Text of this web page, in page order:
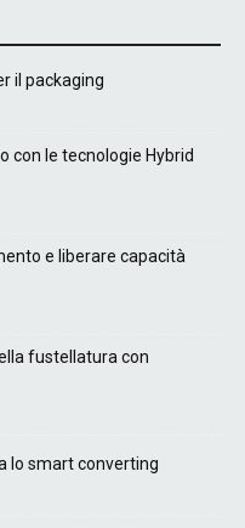
il packaging
con le tecnologie Hybrid
e liberare capacità
fustellatura con
lo smart converting